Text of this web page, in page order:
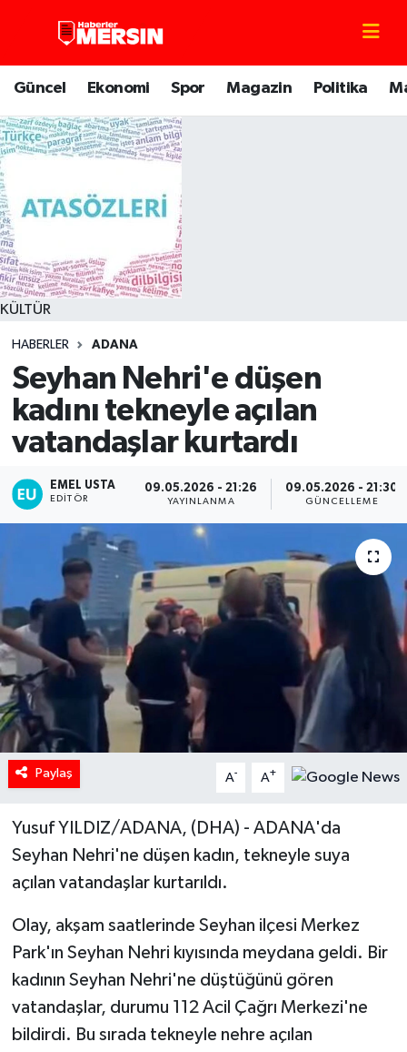
Güncel Ekonomi Spor Magazin Politika
KÜLTÜR
HABERLER ADANA
Seyhan Nehri'e düşen
kadını tekneyle açılan
vatandaşlar kurtardı
EMEL USTA
EDITÖR
09.05.2026 - 21:26
YAYINLANMA
09.05.2026 - 21:30
GÜNCELLEME
Paylaş A- A+
Yusuf YILDIZ/ADANA, (DHA) - ADANA'da
Seyhan Nehri'ne düşen kadın, tekneyle suya
açılan vatandaşlar kurtarıldı.
Olay, akşam saatlerinde Seyhan ilçesi Merkez
Park'ın Seyhan Nehri kıyısında meydana geldi. Bir
kadının Seyhan Nehri'ne düştüğünü gören
vatandaşlar, durumu 112 Acil Çağrı Merkezi'ne
bildirdi. Bu sırada tekneyle nehre açılan
Mersin Nöbetçi Eczaneler
Mersin Hava Durumu
Mersin Trafik Yoğunluk Haritası
Süper Lig Puan Durumu ve Fikstür
Tüm Manşetler
Son Dakika Haberleri
Haber Arşivi